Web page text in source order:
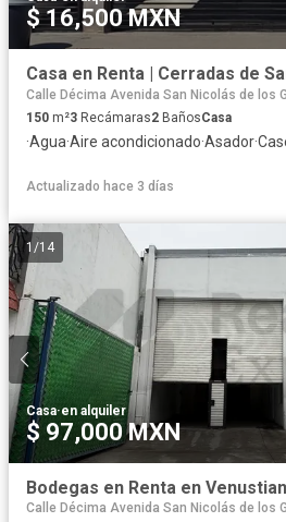
$ 16,500 MXN
Calle Décima Avenida San Nicolás de los
150 m²3 Recámaras2 BañosCasa
·Agua·Aire acondicionado·Asador·
Actualizado hace 3 días
1 /14
Casa·en alquiler
$ 97,000 MXN
Bodegas en Renta en
Calle Décima Avenida San Nicolás de los